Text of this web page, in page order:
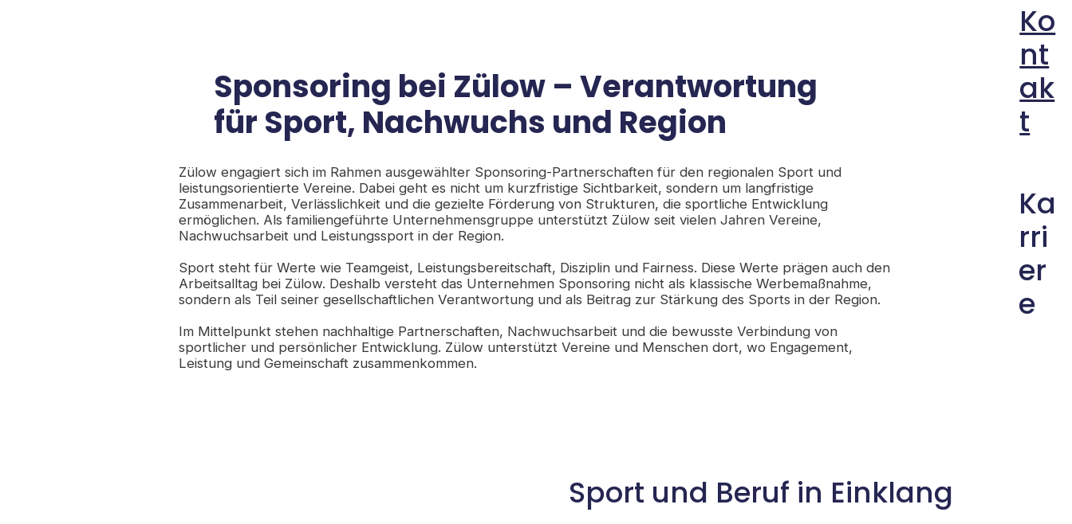
Sponsoring bei Zülow – Verantwortung
für Sport, Nachwuchs und Region
Zülow engagiert sich im Rahmen ausgewählter Sponsoring-Partnerschaften für den regionalen Sport und
leistungsorientierte Vereine. Dabei geht es nicht um kurzfristige Sichtbarkeit, sondern um langfristige
Zusammenarbeit, Verlässlichkeit und die gezielte Förderung von Strukturen, die sportliche Entwicklung
ermöglichen. Als familiengeführte Unternehmensgruppe unterstützt Zülow seit vielen Jahren Vereine,
Nachwuchsarbeit und Leistungssport in der Region.
​Sport steht für Werte wie Teamgeist, Leistungsbereitschaft, Disziplin und Fairness. Diese Werte prägen auch den
Arbeitsalltag bei Zülow. Deshalb versteht das Unternehmen Sponsoring nicht als klassische Werbemaßnahme,
sondern als Teil seiner gesellschaftlichen Verantwortung und als Beitrag zur Stärkung des Sports in der Region.
​Im Mittelpunkt stehen nachhaltige Partnerschaften, Nachwuchsarbeit und die bewusste Verbindung von
sportlicher und persönlicher Entwicklung. Zülow unterstützt Vereine und Menschen dort, wo Engagement,
Leistung und Gemeinschaft zusammenkommen.
Sport und Beruf in Einklang
Ko
nt
ak
t
Ka
rri
er
e